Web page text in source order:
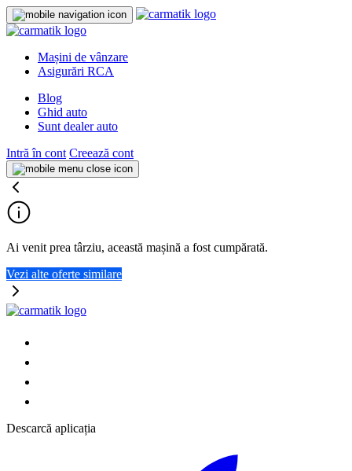
Mașini de vânzare
Asigurări RCA
Blog
Ghid auto
Sunt dealer auto
Intră în cont Creează cont
Ai venit prea târziu, această mașină a fost cumpărată.
Vezi alte oferte similare
Descarcă aplicația